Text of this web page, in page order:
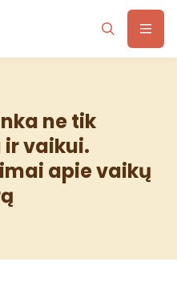
ne tik
vaikui.
apie vaikų